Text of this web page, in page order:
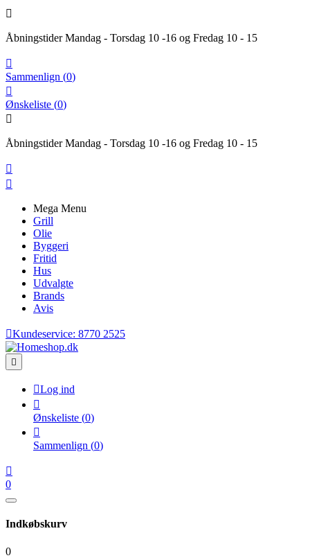

Åbningstider Mandag - Torsdag 10 -16 og Fredag 10 - 15

Sammenlign (0)

Ønskeliste (0)

Åbningstider Mandag - Torsdag 10 -16 og Fredag 10 - 15


Mega Menu
Grill
Olie
Byggeri
Fritid
Hus
Udvalgte
Brands
Avis
Kundeservice: 8770 2525

Log ind

Ønskeliste (0)

Sammenlign (0)

0
Indkøbskurv
0